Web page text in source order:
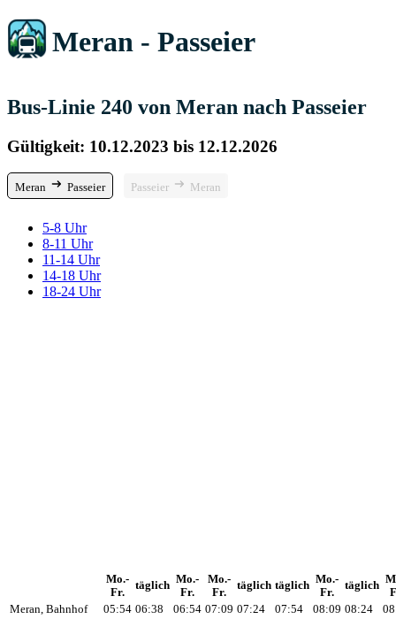
Meran - Passeier
Bus-Linie 240 von Meran nach Passeier
Gültigkeit: 10.12.2023 bis 12.12.2026
Meran Passeier Passeier Meran
5-8 Uhr
8-11 Uhr
11-14 Uhr
14-18 Uhr
18-24 Uhr
Mo.-
Fr.
täglich Mo.-
Fr.
Mo.-
Fr.
täglich täglich Mo.-
Fr.
täglich
Meran, Bahnhof 05:54 06:38 06:54 07:09 07:24 07:54 08:09 08:24